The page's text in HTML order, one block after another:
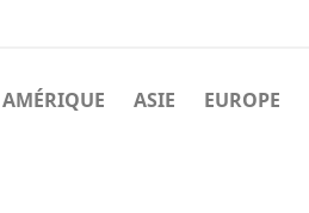
AMÉRIQUE ASIE EUROPE